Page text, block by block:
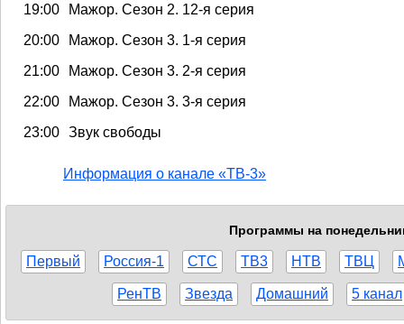
19:00
Мажор. Сезон 2. 12-я серия
20:00
Мажор. Сезон 3. 1-я серия
21:00
Мажор. Сезон 3. 2-я серия
22:00
Мажор. Сезон 3. 3-я серия
23:00 Звук свободы
Информация о канале «ТВ-3»
Программы на
Первый Россия-1 СТС ТВ3 НТВ ТВЦ
РенТВ Звезда Домашний 5 канал